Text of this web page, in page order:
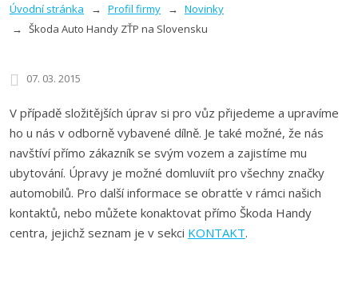
Úvodní stránka Profil firmy
Novinky
Škoda Auto Handy ZŤP na Slovensku
07. 03. 2015
V případě složitějších úprav si pro vůz přijedeme a upravíme
ho u nás v odborně vybavené dílně. Je také možné, že nás
navštíví přímo zákazník se svým vozem a zajistíme mu
ubytování. Úpravy je možné domluviít pro všechny značky
automobilů. Pro další informace se obratťe v rámci našich
kontaktů, nebo můžete konaktovat přímo Škoda Handy
centra, jejichž seznam je v sekci KONTAKT.